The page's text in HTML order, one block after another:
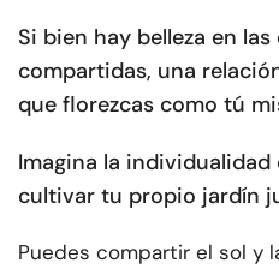
Si bien hay belleza en
compartidas, una
que florezcas como tú
Imagina la
cultivar tu propio jardín
Puedes compartir el sol y